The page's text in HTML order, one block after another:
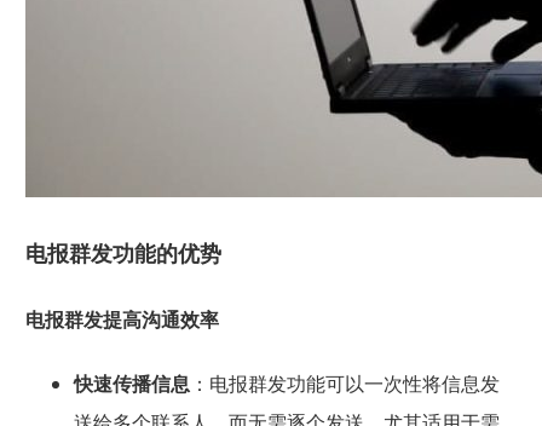
电报群发功能的优势
电报群发提高沟通效率
快速传播信息：电报群发功能可以一次性将信息发